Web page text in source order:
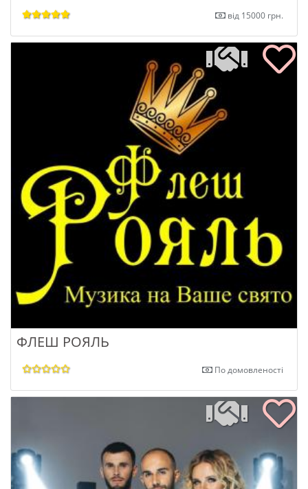
від 15000 грн.
ФЛЕШ РОЯЛЬ
По домовленості